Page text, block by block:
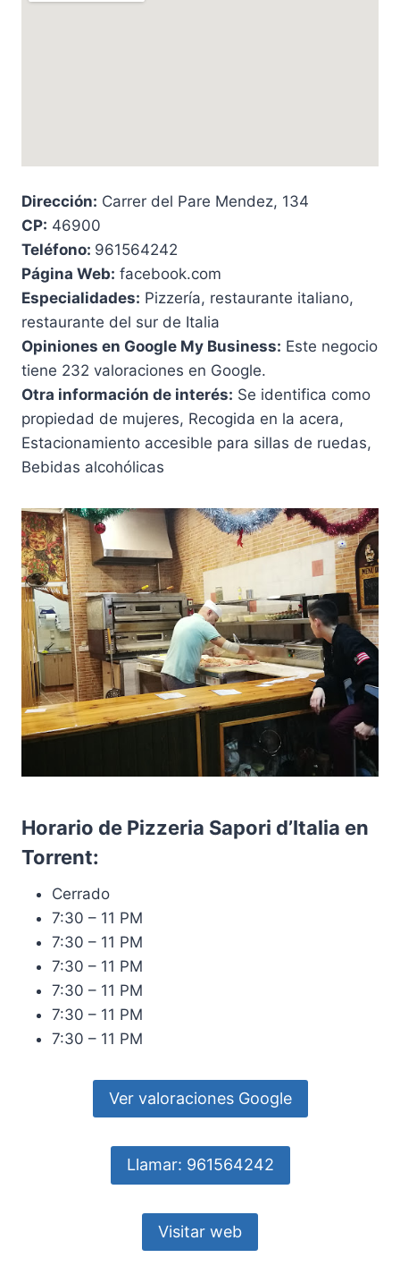
Dirección: Carrer del Pare Mendez, 134
CP: 46900
Teléfono: 961564242
Página Web: facebook.com
Especialidades: Pizzería, restaurante italiano,
restaurante del sur de Italia
Opiniones en Google My Business: Este negocio
tiene 232 valoraciones en Google.
Otra información de interés: Se identifica como
propiedad de mujeres, Recogida en la acera,
Estacionamiento accesible para sillas de ruedas,
Bebidas alcohólicas
Horario de Pizzeria Sapori d’Italia en
Torrent:
Cerrado
7:30 – 11 PM
7:30 – 11 PM
7:30 – 11 PM
7:30 – 11 PM
7:30 – 11 PM
7:30 – 11 PM
Ver valoraciones Google
Llamar: 961564242
Visitar web